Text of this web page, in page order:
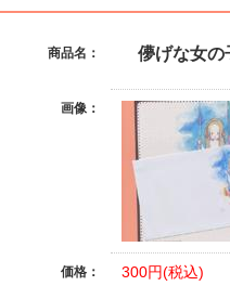
商品名： 儚げな女の
画像：
価格： 300円(税込)